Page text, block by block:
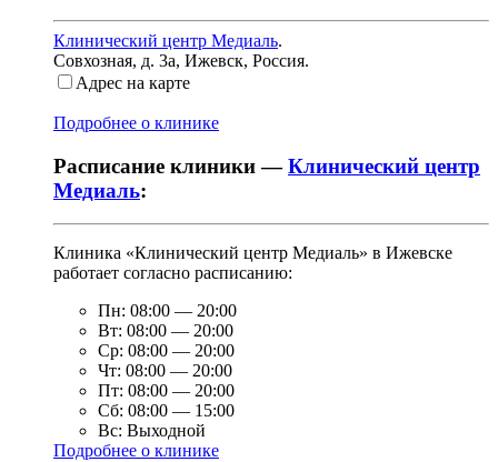
Клинический центр Медиаль.
Совхозная, д. 3а, Ижевск, Россия.
Адрес на карте
Подробнее о клинике
Расписание клиники —Клинический центр
Медиаль:
Клиника «Клинический центр Медиаль» в Ижевске
работает согласно расписанию:
Пн: 08:00 — 20:00
Вт: 08:00 — 20:00
Ср: 08:00 — 20:00
Чт: 08:00 — 20:00
Пт: 08:00 — 20:00
Сб: 08:00 — 15:00
Вс: Выходной
Подробнее о клинике